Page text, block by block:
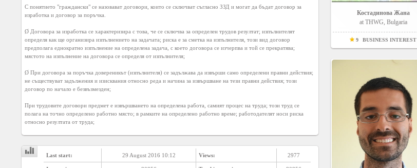
Login
FB
login
Registration
us
С понятието "граждански" се назовават договори, които се сключват съгласно ЗЗД и могат да бъдат договор за
изработка и договор за поръчка.
Ø Договора за изработка се характеризира с това, че се сключва за определен трудов резултат; изпълнителят
определя как ще организира изпълнението на задачата; риска е за сметка на изпълнителя, този вид договор
предполага еднократно изпълнение на определена задача, с което договора се изчерпва и той се прекратява;
мястото на изпълнение на договора се определя от изпълнителя;
Ø При договора за поръчка довереникът (изпълнителя) се задължава да извърши само определени правни действия;
не съществуват задължения и изисквания относно реда и начина за извършване на тези правни действия; този
договор по начало е безвъзмезден;
При трудовите договори предмет е извършването на определена работа, самият процес на труда; този труд се
полага на точно определено работно място; в рамките на определено работно време; работодателят носи риска
относно резултата от труда;
Last start: 29 August 2016 10:12 Views: 2977
Костадинова Жана
at THWG, Bulgaria
9 BUSINESS INTEREST